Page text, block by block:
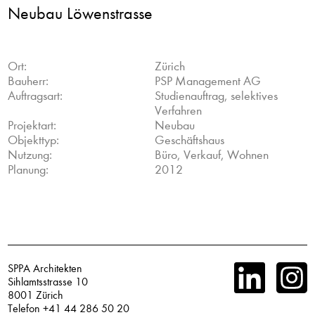
Neubau Löwenstrasse
Ort:
Zürich
Bauherr:
PSP Management AG
Auftragsart:
Studienauftrag, selektives
Verfahren
Projektart:
Neubau
Objekttyp:
Geschäftshaus
Nutzung:
Büro, Verkauf, Wohnen
Planung:
2012
SPPA Architekten
Sihlamtsstrasse 10
8001 Zürich
Telefon +41 44 286 50 20